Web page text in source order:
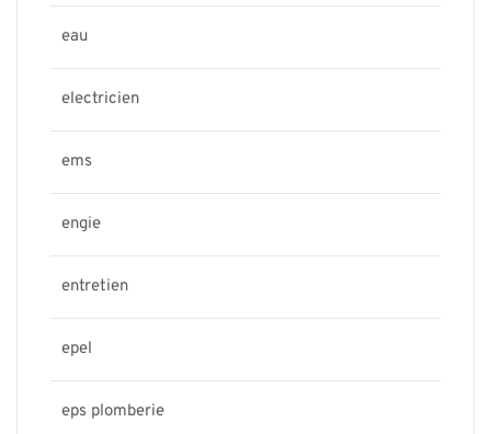
eau
electricien
ems
engie
entretien
epel
eps plomberie